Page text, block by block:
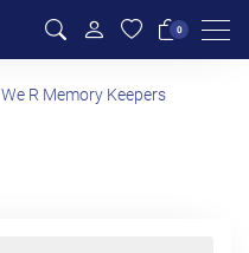
0
We R Memory Keepers